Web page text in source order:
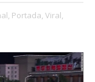
Portada, Viral,